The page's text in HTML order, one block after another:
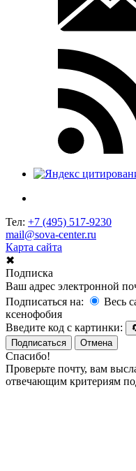
Тел: +7 (495) 517-9230
mail@sova-center.ru
Карта сайта
✖
Подписка
Ваш адрес электронной
Подписаться на:
Весь
ксенофобия
Введите код с картинки:
Подписаться
Отмена
Спасибо!
Проверьте почту, вам
отвечающим критериям